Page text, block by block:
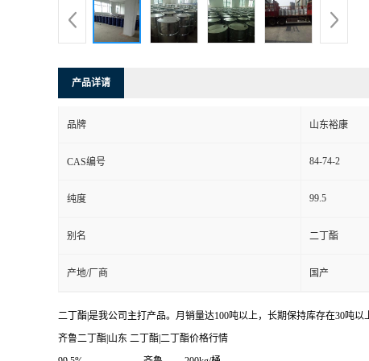
产品详请
品牌 山东裕康
CAS编号 84-74-2
纯度 99.5
别名 二丁酯
产地/厂商 国产
二丁酯|是我公司主打产品。月销量达100吨以上，长期保持库存在30吨
齐鲁二丁酯|山东 二丁酯|二丁酯价格行情